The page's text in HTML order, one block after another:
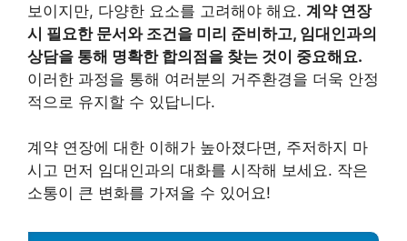
보이지만, 다양한 요소를 고려해야 해요. 계약 연장
시 필요한 문서와 조건을 미리 준비하고, 임대인과의
상담을 통해 명확한 합의점을 찾는 것이 중요해요.
이러한 과정을 통해 여러분의 거주환경을 더욱 안정
적으로 유지할 수 있답니다.
계약 연장에 대한 이해가 높아졌다면, 주저하지 마
시고 먼저 임대인과의 대화를 시작해 보세요. 작은
소통이 큰 변화를 가져올 수 있어요!